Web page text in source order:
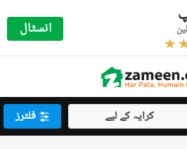
انسٹال
کرایہ کے لیے فلٹرز